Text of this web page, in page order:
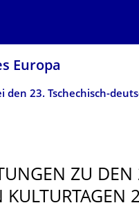
Europa
den 23. Tschechisch-
ZU DEN
KULTURTAGEN